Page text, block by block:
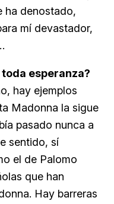
ha denostado,
mí devastador,
esperanza?
hay ejemplos
Madonna la sigue
pasado nunca a
sentido, sí
el de Palomo
que han
Hay barreras